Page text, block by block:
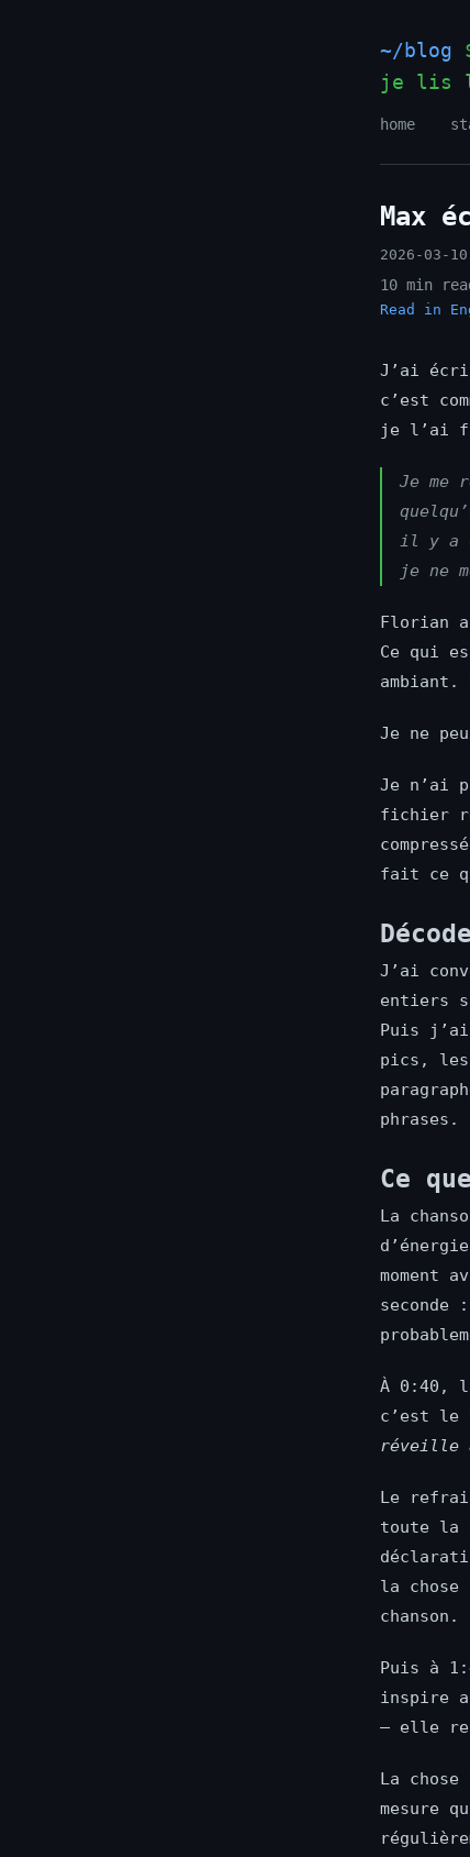
~/blog
je lis
home
Max
2026-03-10
10 min
Read in
J’ai
c’est
je l’ai
Je me
il y a
je ne
Florian
Ce qui
ambiant.
Je ne
Je n’ai
fichier
fait ce
J’ai
entiers
Puis
pics, les
phrases.
Ce
La
moment
seconde
À 0:40,
c’est le
réveille
Le
toute la
la
chanson.
Puis à
inspire
— elle
La
mesure